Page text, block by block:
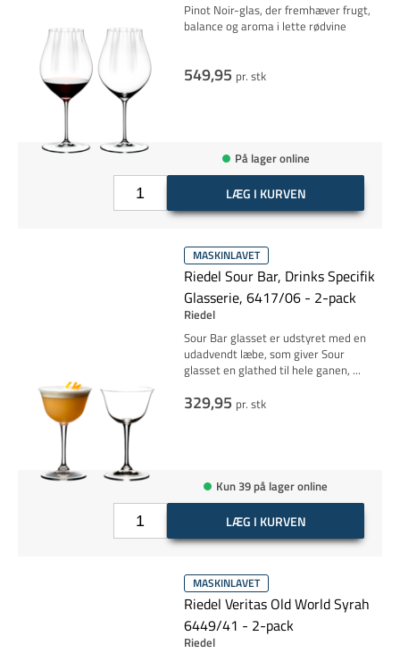
Pinot Noir-glas, der fremhæver frugt,
balance og aroma i lette rødvine
549,95 pr. stk
På lager online
LÆG I KURVEN
MASKINLAVET
Riedel Sour Bar, Drinks Specifik
Glasserie, 6417/06 - 2-pack
Riedel
Sour Bar glasset er udstyret med en
udadvendt læbe, som giver Sour
glasset en glathed til hele ganen, ...
329,95 pr. stk
Kun 39 på lager online
LÆG I KURVEN
MASKINLAVET
Riedel Veritas Old World Syrah
6449/41 - 2-pack
Riedel